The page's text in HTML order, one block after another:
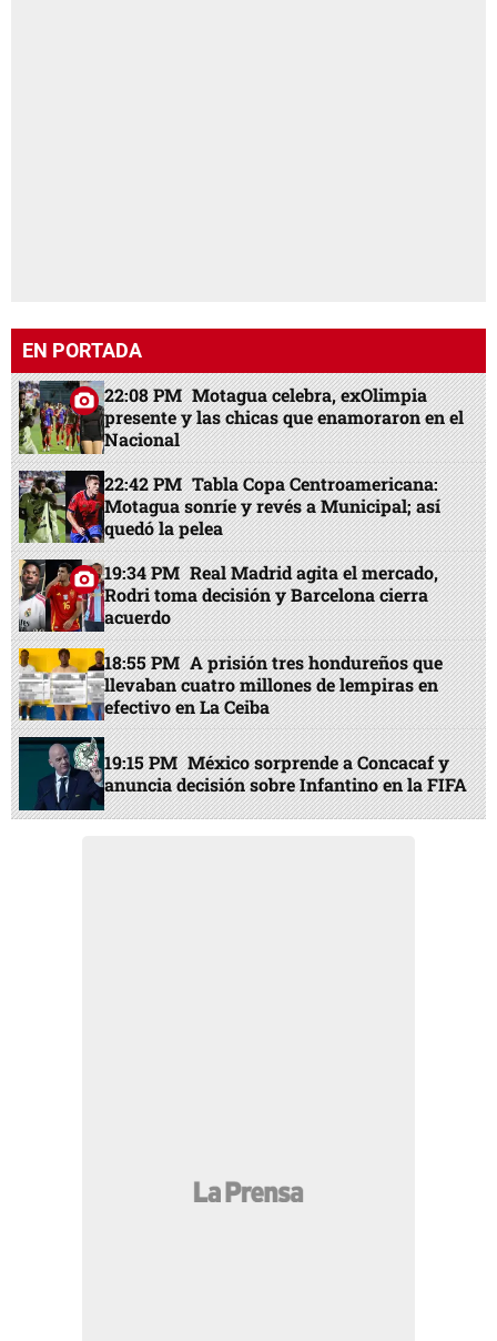
EN PORTADA
22:08 PM Motagua celebra, exOlimpia
presente y las chicas que enamoraron en el
Nacional
22:42 PM Tabla Copa Centroamericana:
Motagua sonríe y revés a Municipal; así
quedó la pelea
19:34 PM Real Madrid agita el mercado,
Rodri toma decisión y Barcelona cierra
acuerdo
18:55 PM A prisión tres hondureños que
llevaban cuatro millones de lempiras en
efectivo en La Ceiba
19:15 PM México sorprende a Concacaf y
anuncia decisión sobre Infantino en la FIFA